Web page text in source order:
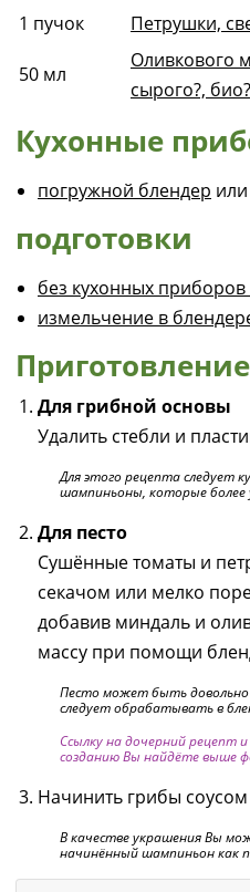
1 пучок Петрушки,
50 мл
Оливкового
сырого?,
Кухонные
погружной блендер или
подготовки
без кухонных
измельчение в
Приготовление
Для грибной основы
Удалить стебли и
Для этого рецепта следует
шампиньоны, которые более
Для песто
Сушённые томаты и
секачом или мелко
добавив миндаль и
массу при помощи
Песто может быть довольно
следует обрабатывать в
Ссылку на дочерний рецепт
созданию Вы найдёте выше
Начинить грибы соусом
В качестве украшения Вы
начинённый шампиньон как